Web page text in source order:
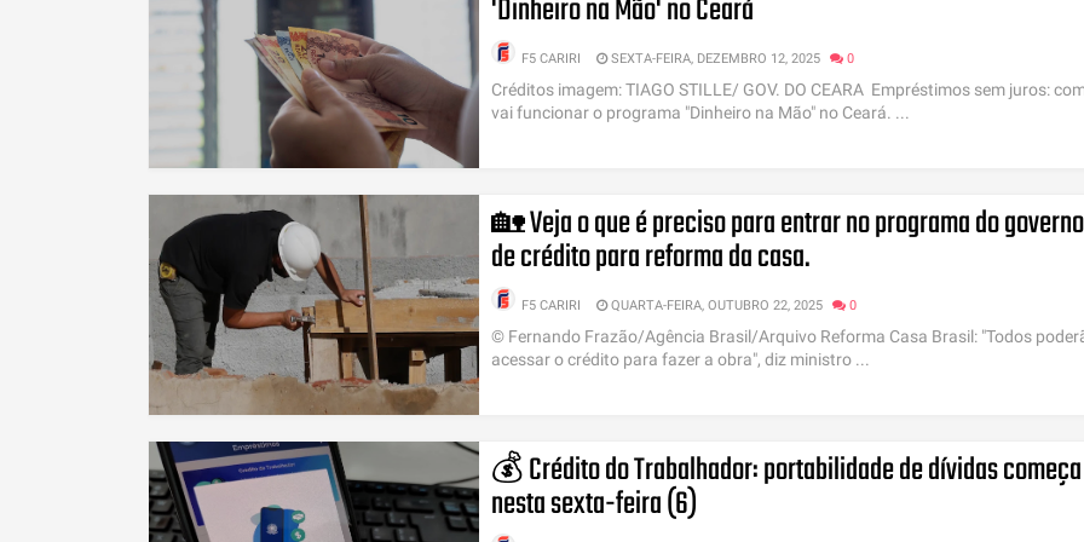
'Dinheiro na Mão' no Ceará
F5 CARIRI SEXTA-FEIRA, DEZEMBRO 12, 2025 0
Créditos imagem: TIAGO STILLE/ GOV. DO CEARA Empréstimos sem juros:
vai funcionar o programa "Dinheiro na Mão" no Ceará. ...
🏡 Veja o que é preciso para entrar no programa do governo
de crédito para reforma da casa.
F5 CARIRI QUARTA-FEIRA, OUTUBRO 22, 2025 0
© Fernando Frazão/Agência Brasil/Arquivo Reforma Casa Brasil: "Todos
acessar o crédito para fazer a obra", diz ministro ...
💰 Crédito do Trabalhador: portabilidade de dívidas começa
nesta sexta-feira (6)